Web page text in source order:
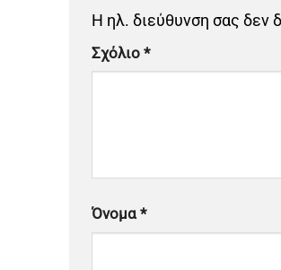
Η ηλ. διεύθυνση σας δεν
Σχόλιο *
Όνομα *